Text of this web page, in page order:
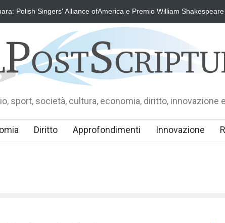
Polish Singers' Alliance ofAmerica e Premio William Shakespeare
sport, società, cultura, economia, diritto, innovazione
Diritto Approfondimenti Innovazione